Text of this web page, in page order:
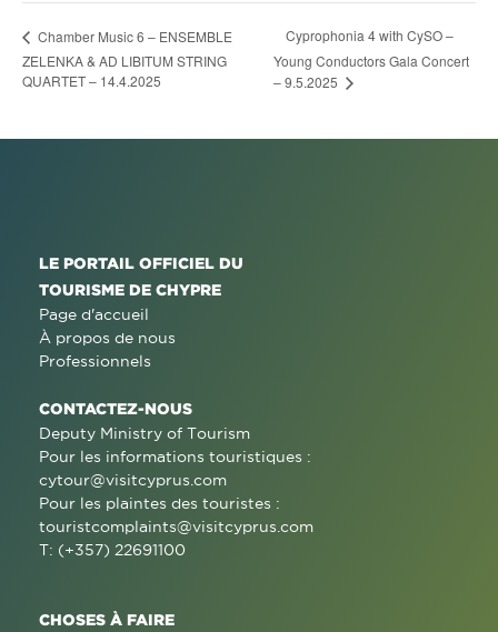
Chamber Music 6 – ENSEMBLE
ZELENKA & AD LIBITUM STRING
QUARTET – 14.4.2025
Cyprophonia 4 with CySO –
Young Conductors Gala Concert
– 9.5.2025
LE PORTAIL OFFICIEL DU
TOURISME DE CHYPRE
Page d'accueil
À propos de nous
Professionnels
CONTACTEZ-NOUS
Deputy Ministry of Tourism
Pour les informations touristiques :
cytour@visitcyprus.com
Pour les plaintes des touristes :
touristcomplaints@visitcyprus.com
T: (+357) 22691100
CHOSES À FAIRE